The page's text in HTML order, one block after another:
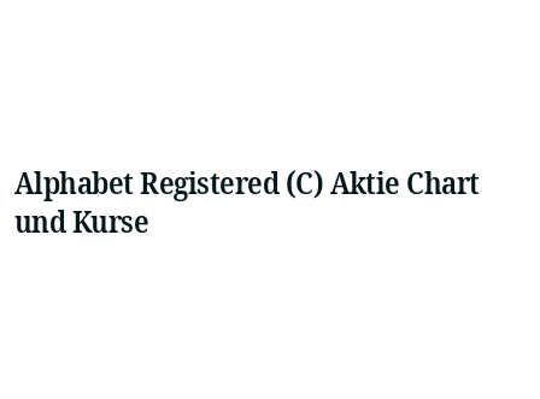
Alphabet Registered (C) Aktie Chart
und Kurse